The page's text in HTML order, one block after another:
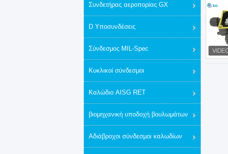
Συνδετήρας αεροπορίας GX
D Υποσυνδέσεις
Σύνδεσμος MIL-Spec
Κυκλικοί σύνδεσμοι
Καλώδιο AISG RET
βιομηχανική υποδοχή βουλωμάτων
Αδιάβροχοι σύνδεσμοι καλωδίων